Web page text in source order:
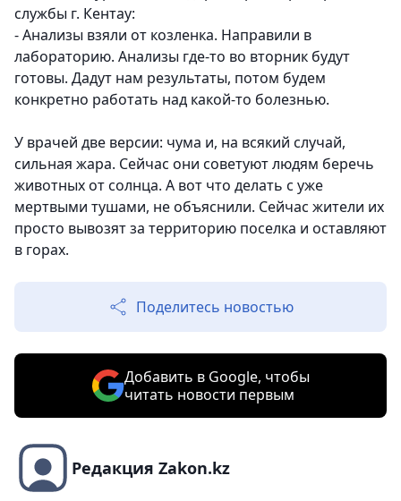
службы г. Кентау:
- Анализы взяли от козленка. Направили в
лабораторию. Анализы где-то во вторник будут
готовы. Дадут нам результаты, потом будем
конкретно работать над какой-то болезнью.
У врачей две версии: чума и, на всякий случай,
сильная жара. Сейчас они советуют людям беречь
животных от солнца. А вот что делать с уже
мертвыми тушами, не объяснили. Сейчас жители их
просто вывозят за территорию поселка и оставляют
в горах.
Поделитесь новостью
Добавить в Google, чтобы
читать новости первым
Редакция Zakon.kz